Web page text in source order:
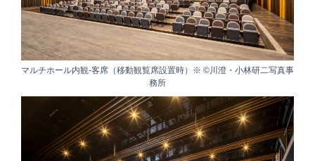
マルチホール内観-客席（移動観覧席設置時）※ ©川澄・小林研二写真事
務所